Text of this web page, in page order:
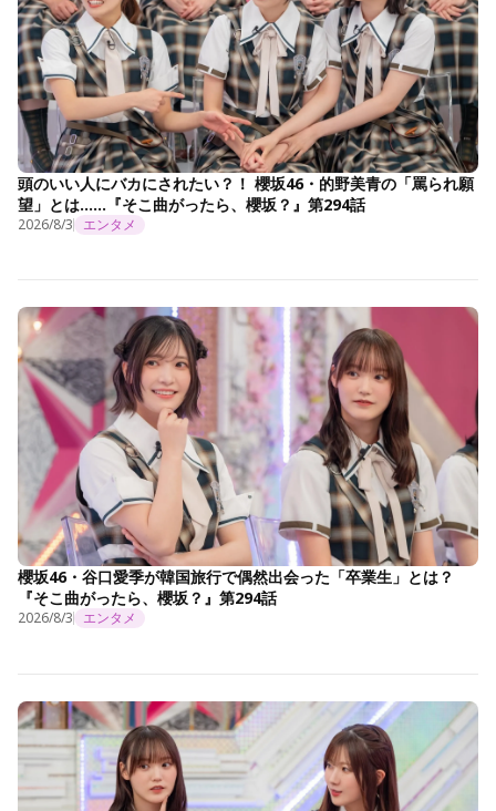
頭のいい人にバカにされたい？！ 櫻坂46・的野美青の「罵られ願
望」とは……『そこ曲がったら、櫻坂？』第294話
2026/8/3 エンタメ
櫻坂46・谷口愛季が韓国旅行で偶然出会った「卒業生」とは？
『そこ曲がったら、櫻坂？』第294話
2026/8/3 エンタメ